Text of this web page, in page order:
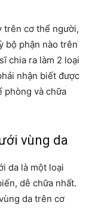
trên cơ thể người,
bộ phận nào trên
chia ra làm 2 loại
nhận biết được
phòng và chữa
vùng da
da là một loại
dễ chữa nhất.
da trên cơ